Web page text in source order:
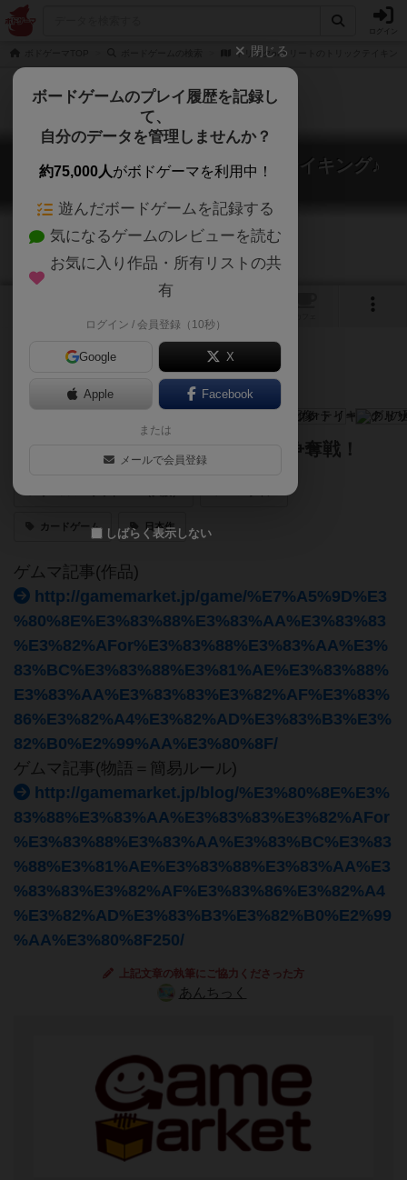
トリックorトリートのトリックテイキン
トリックorトリートのトリックテイキング♪
Trick or Treet of Trick Taking
ハロウィンの夜の子供達のお菓子争奪戦！
カードゲーム 日本作
ゲムマ記事(作品)
http://gamemarket.jp/game/%E7%A5%9D%E3
%80%8E%E3%83%88%E3%83%AA%E3%83%83
%E3%82%AFor%E3%83%88%E3%83%AA%E3%
83%BC%E3%83%88%E3%81%AE%E3%83%88%
E3%83%AA%E3%83%83%E3%82%AF%E3%83%
86%E3%82%A4%E3%82%AD%E3%83%B3%E3%
82%B0%E2%99%AA%E3%80%8F/
ゲムマ記事(物語＝簡易ルール)
http://gamemarket.jp/blog/%E3%80%8E%E3%
83%88%E3%83%AA%E3%83%83%E3%82%AFor
%E3%83%88%E3%83%AA%E3%83%BC%E3%83
%88%E3%81%AE%E3%83%88%E3%83%AA%E3
%83%83%E3%82%AF%E3%83%86%E3%82%A4
%E3%82%AD%E3%83%B3%E3%82%B0%E2%99
%AA%E3%80%8F250/
上記文章の執筆にご協力くださった方
あんちっく
閉じる
ボードゲームのプレイ履歴を記録し
て、
自分のデータを管理しませんか？
約75,000人がボドゲーマを利用中！
遊んだボードゲームを記録する
気になるゲームのレビューを読む
お気に入り作品・所有リストの共
有
ログイン / 会員登録（10秒）
Google X
Apple Facebook
または
メールで会員登録
しばらく表示しない